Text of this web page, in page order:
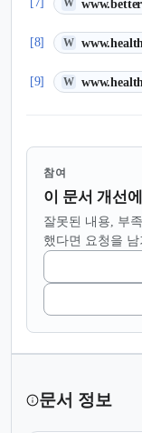
W
[8] W
(새 탭에서
[9] W
(새 탭에서
참여
이 문서 개선
잘못된 내용, 부
했다면 요청을
문서 정보